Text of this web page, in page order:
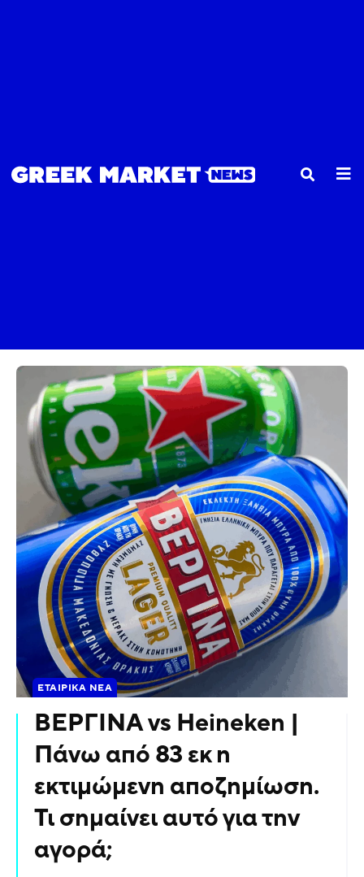
ΕΤΑΙΡΙΚΆ ΝΈΑ
ΒΕΡΓΙΝΑ vs Heineken |
Πάνω από 83 εκ η
εκτιμώμενη αποζημίωση.
Τι σημαίνει αυτό για την
αγορά;